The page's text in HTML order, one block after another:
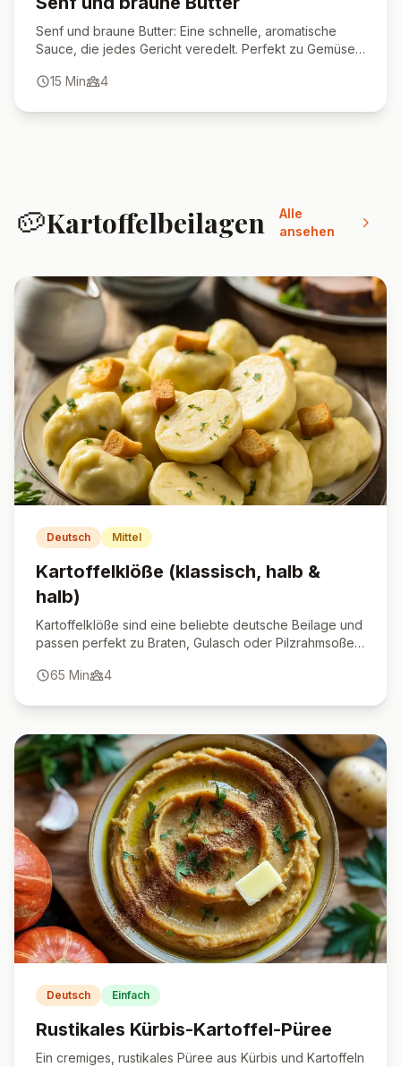
Senf und braune Butter: Eine schnelle, aromatische
Sauce, die jedes Gericht veredelt. Perfekt zu Gemüse,
15 Min 4
🥔Kartoffelbeilagen
Alle
ansehen
Deutsch Mittel
Kartoffelklöße (klassisch, halb &
halb)
Kartoffelklöße sind eine beliebte deutsche Beilage und
passen perfekt zu Braten, Gulasch oder Pilzrahmsoße.
ein echter Genuss für alle Liebhaber der deftigen
65 Min 4
Deutsch Einfach
Rustikales Kürbis-Kartoffel-Püree
Ein cremiges, rustikales Püree aus Kürbis und Kartoffeln